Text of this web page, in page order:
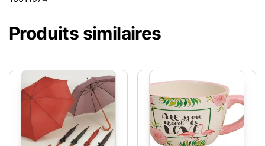
Produits similaires